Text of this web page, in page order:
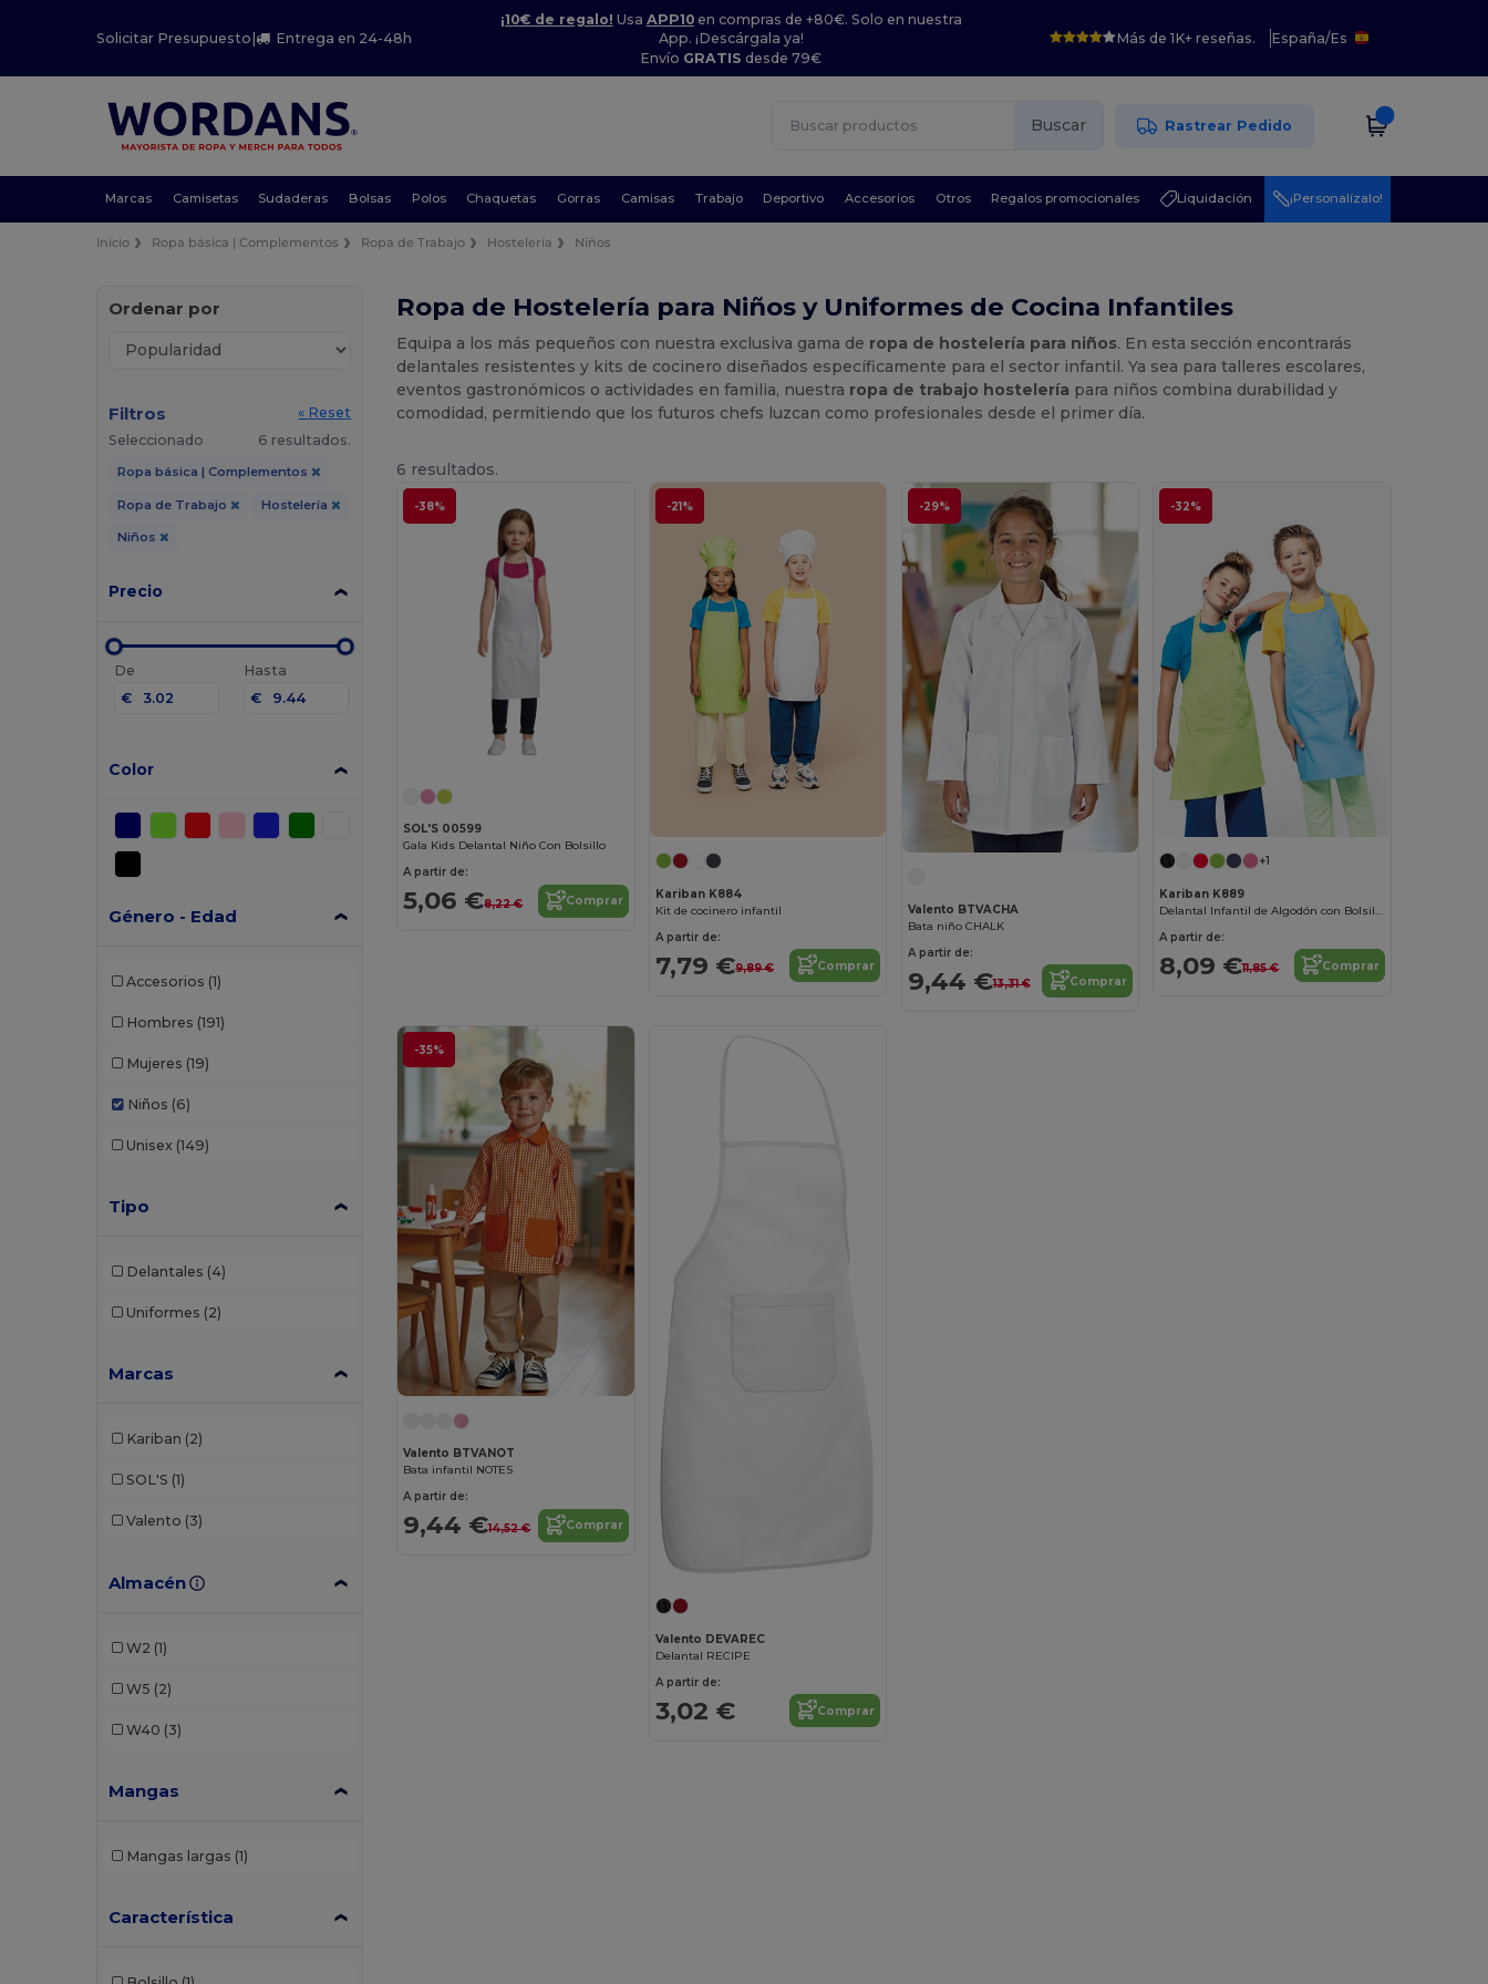
Solicitar Presupuesto | Entrega en 24-48h
¡10€ de regalo! Usa APP10en compras de +80€. Solo en nuestra
App. ¡Descárgala ya!
Envío GRATIS desde 79€
Más de 1K+ reseñas. España/Es
Buscar Rastrear Pedido
Marcas Camisetas Sudaderas Bolsas Polos Chaquetas Gorras Camisas Trabajo Deportivo Accesorios Otros Regalos promocionales Liquidación ¡Personalízalo!
Inicio Ropa básica | Complementos Ropa de Trabajo Hostelería Niños
Ordenar por
Filtros
« Reset
Seleccionado
6 resultados.
Ropa básica | Complementos
Ropa de Trabajo Hostelería
Niños
Precio
De
€
Hasta
€
Color
Género - Edad
Accesorios (1)
Hombres (191)
Mujeres (19)
Niños (6)
Unisex (149)
Tipo
Delantales (4)
Uniformes (2)
Marcas
Kariban (2)
SOL'S (1)
Valento (3)
Almacén
W2 (1)
W5 (2)
W40 (3)
Mangas
Mangas largas (1)
Característica
Ropa de Hostelería para Niños y Uniformes de Cocina Infantiles
Equipa a los más pequeños con nuestra exclusiva gama de ropa de hostelería para niños. En esta sección encontrarás
delantales resistentes y kits de cocinero diseñados específicamente para el sector infantil. Ya sea para talleres escolares,
eventos gastronómicos o actividades en familia, nuestra ropa de trabajo hostelería para niños combina durabilidad y
comodidad, permitiendo que los futuros chefs luzcan como profesionales desde el primer día.
6 resultados.
-38%
SOL'S 00599
Gala Kids Delantal Niño Con Bolsillo
A partir de:
5,06 €8,22 € Comprar
-21%
Kariban K884
Kit de cocinero infantil
A partir de:
7,79 €9,89 € Comprar
-29%
Valento BTVACHA
Bata niño CHALK
A partir de:
9,44 €13,31 € Comprar
-32%
+1
Kariban K889
Delantal Infantil de Algodón con Bolsillos
A partir de:
8,09 €11,85 € Comprar
-35%
Valento BTVANOT
Bata infantil NOTES
A partir de:
9,44 €14,52 € Comprar
Valento DEVAREC
Delantal RECIPE
A partir de:
3,02 € Comprar